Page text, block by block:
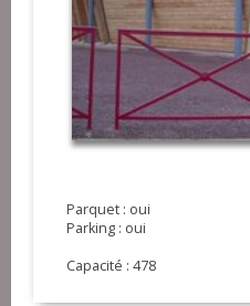
Parquet : oui
Parking : oui
Capacité : 478